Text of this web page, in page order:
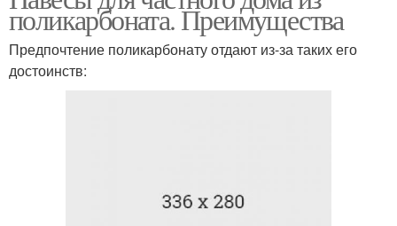
поликарбоната. Преимущества
Предпочтение поликарбонату отдают из-за таких его
достоинств: